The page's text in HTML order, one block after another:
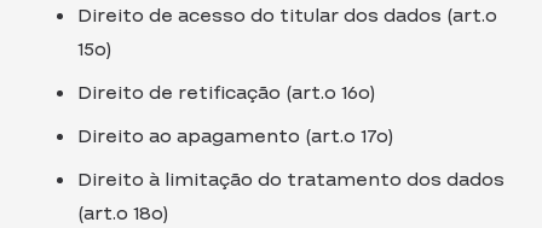
Direito de acesso do titular dos dados (art.o
15o)
Direito de retificação (art.o 16o)
Direito ao apagamento (art.o 17o)
Direito à limitação do tratamento dos dados
(art.o 18o)